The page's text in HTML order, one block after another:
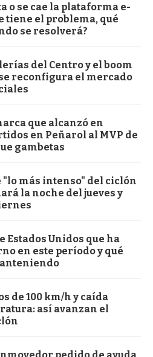
o se cae la plataforma e-
tiene el problema, qué
se resolverá?
del Centro y el boom
reconfigura el mercado
que alcanzó en
en Peñarol al MVP de
gambetas
"lo más intenso" del ciclón
la noche del jueves y
Estados Unidos que ha
en este período y qué
de 100 km/h y caída
así avanzan el